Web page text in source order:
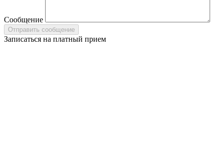
Сообщение
Записаться на платный прием